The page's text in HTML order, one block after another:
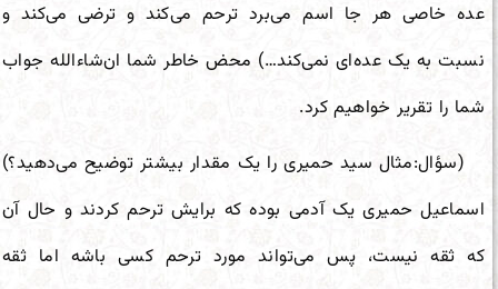
عده خاصی هر جا اسم می‌برد ترحم می‌کند و ترضی می‌کند و
نسبت به یک عده‌ای نمی‌کند…) محض خاطر شما ان‌شاء‌الله جواب
شما را تقریر خواهیم کرد.
(سؤال:مثال سید حمیری را یک مقدار بیشتر توضیح می‌دهید؟)
اسماعیل حمیری یک آدمی بوده که برایش ترحم کردند و حال آن
که ثقه نیست، پس می‌تواند مورد ترحم کسی باشه اما ثقه